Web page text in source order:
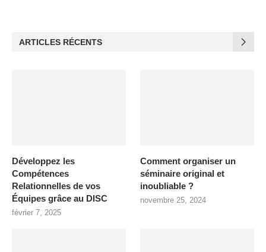
ARTICLES RÉCENTS
Développez les
Compétences
Relationnelles de vos
Équipes grâce au DISC
février 7, 2025
Comment organiser un
séminaire original et
inoubliable ?
novembre 25, 2024